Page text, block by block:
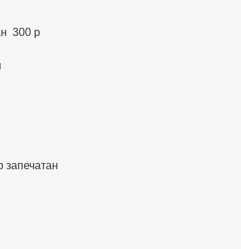
300 р
запечатан